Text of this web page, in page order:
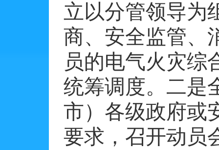
立以分管领导为
商、安全监管、
员的电气火灾综
统筹调度。二是
市）各级政府或
要求，召开动员